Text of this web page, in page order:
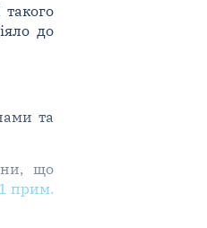
до
та
що
прим.